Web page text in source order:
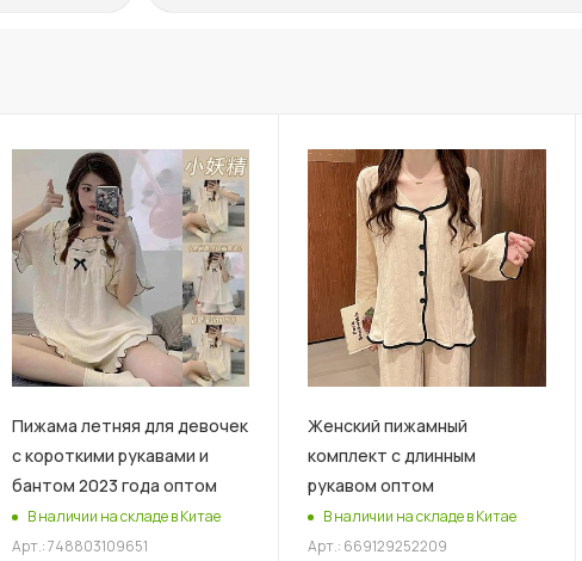
Пижама летняя для девочек
с короткими рукавами и
бантом 2023 года оптом
В наличии на складе в Китае
Арт.: 748803109651
Женский пижамный
комплект с длинным
рукавом оптом
В наличии на складе в Китае
Арт.: 669129252209